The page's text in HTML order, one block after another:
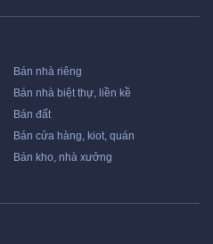
Bán nhà riêng
Bán nhà biệt thự, liền kề
Bán đất
Bán cửa hàng, kiot, quán
Bán kho, nhà xưởng